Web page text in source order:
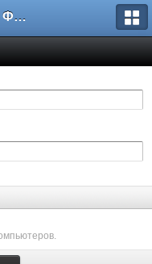
Кейсистемс - Форумы